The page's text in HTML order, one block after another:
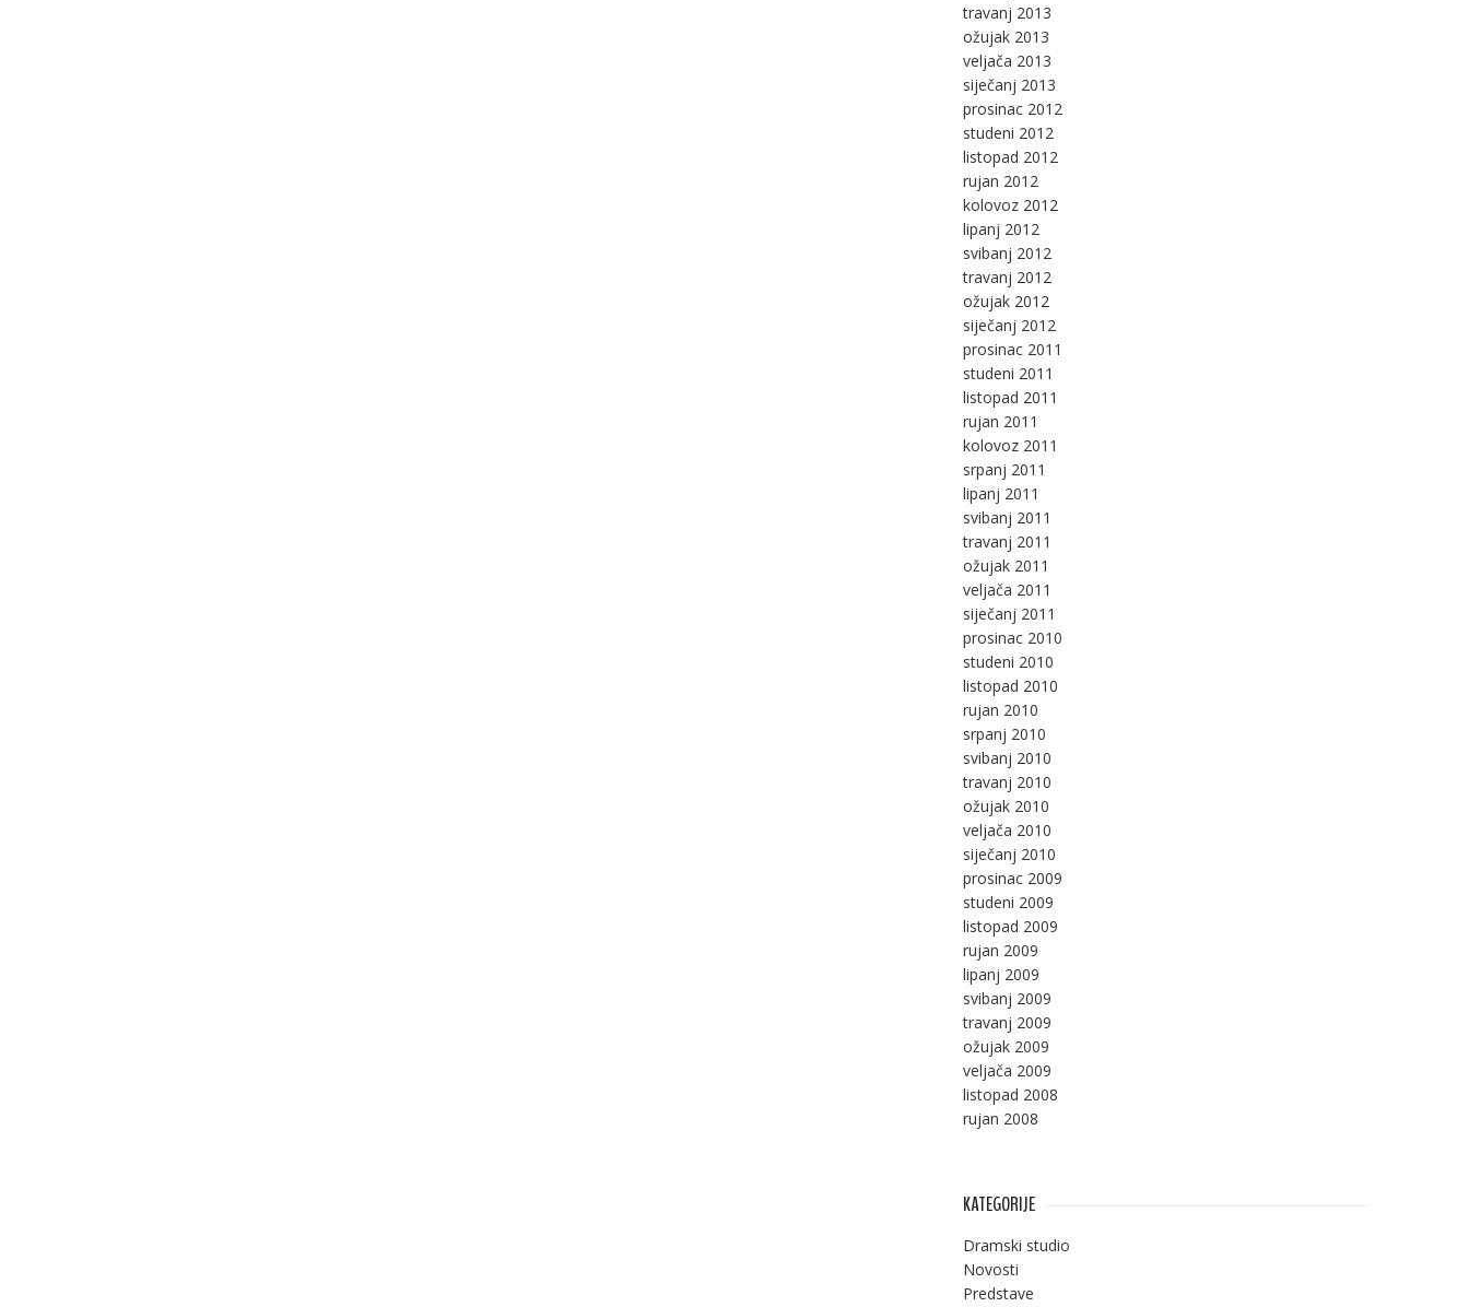
travanj 2013
ožujak 2013
veljača 2013
siječanj 2013
prosinac 2012
studeni 2012
listopad 2012
rujan 2012
kolovoz 2012
lipanj 2012
svibanj 2012
travanj 2012
ožujak 2012
siječanj 2012
prosinac 2011
studeni 2011
listopad 2011
rujan 2011
kolovoz 2011
srpanj 2011
lipanj 2011
svibanj 2011
travanj 2011
ožujak 2011
veljača 2011
siječanj 2011
prosinac 2010
studeni 2010
listopad 2010
rujan 2010
srpanj 2010
svibanj 2010
travanj 2010
ožujak 2010
veljača 2010
siječanj 2010
prosinac 2009
studeni 2009
listopad 2009
rujan 2009
lipanj 2009
svibanj 2009
travanj 2009
ožujak 2009
veljača 2009
listopad 2008
rujan 2008
KATEGORIJE
Dramski studio
Novosti
Predstave